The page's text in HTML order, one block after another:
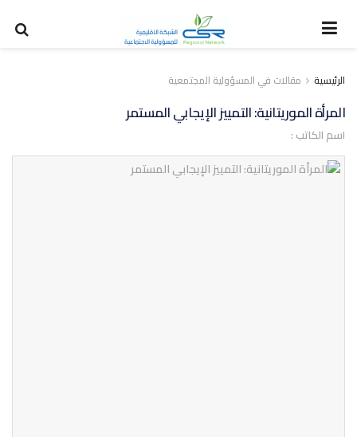
الرئيسية مقالات في المسؤولية المجتمعية
المرأة الموريتانية: التمييز الإيجابي المستمر
اسم الكاتب :